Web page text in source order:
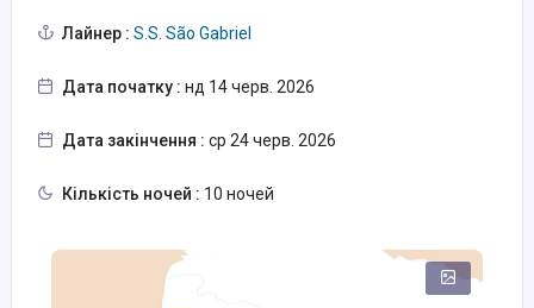
Лайнер : S.S. São Gabriel
Дата початку : нд 14 черв. 2026
Дата закінчення : ср 24 черв. 2026
Кількість ночей : 10 ночей